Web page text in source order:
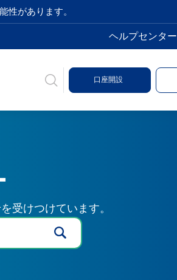
性があります。
ヘルプセンター
口座開設
受けつけています。